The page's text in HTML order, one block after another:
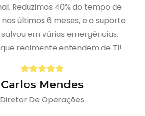
Reduzimos 40% do tempo de
últimos 6 meses, e o suporte
em várias emergências.
realmente entendem de TI!
Carlos Mendes
Diretor De Operações